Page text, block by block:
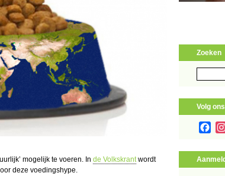
mogelijk te voeren. In de Volkskrantwordt
deze voedingshype.
Zoeken
naar:
Volg ons